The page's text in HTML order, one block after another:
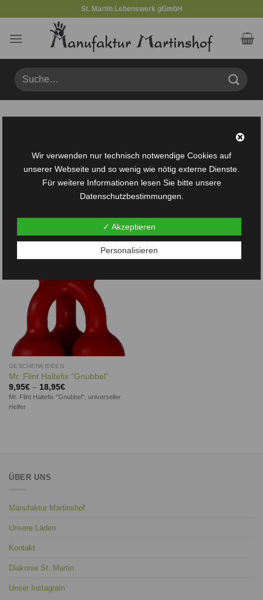
springen
St. Martin Lebenswerk gGmbH
Suche
nach:
Wunschliste
GESCHENKIDEEN
Mr. Flint Haltefix “Gnubbel”
9,95€– 18,95€
Mr. Flint Haltefix "Gnubbel", universeller
Helfer
ÜBER UNS
Manufaktur Martinshof
Unsere Läden
Kontakt
Diakonie St. Martin
Unser Instagram
Wir verwenden nur technisch notwendige Cookies auf
unserer Webseite und so wenig wie nötig externe Dienste.
Für weitere Informationen lesen Sie bitte unsere
Datenschutzbestimmungen.
✓ Akzeptieren
Personalisieren